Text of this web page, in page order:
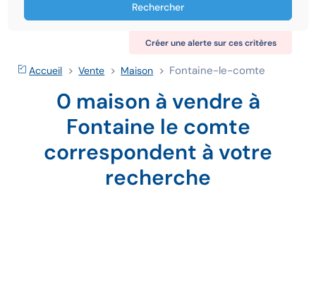
Rechercher
Créer une alerte sur ces critères
Accueil Vente Maison Fontaine-le-comte
0 maison à vendre à
Fontaine le comte
correspondent à votre
recherche